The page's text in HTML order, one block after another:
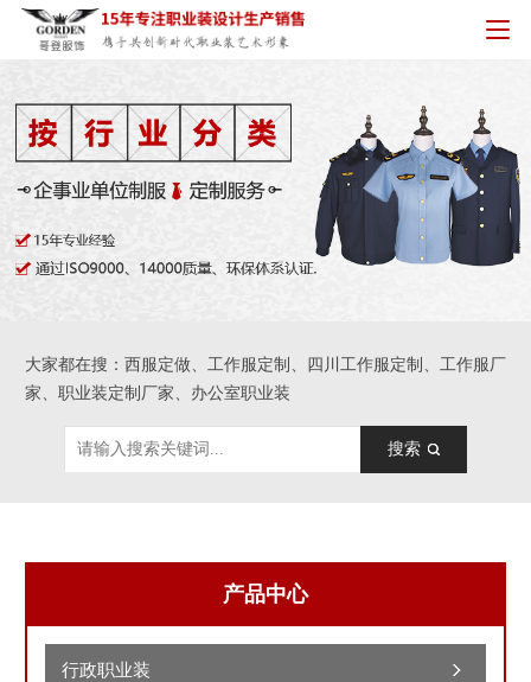
大家都在搜：西服定做、工作服定制、四川工作服定制、工作服厂
家、职业装定制厂家、办公室职业装
搜索
产品中心
行政职业装